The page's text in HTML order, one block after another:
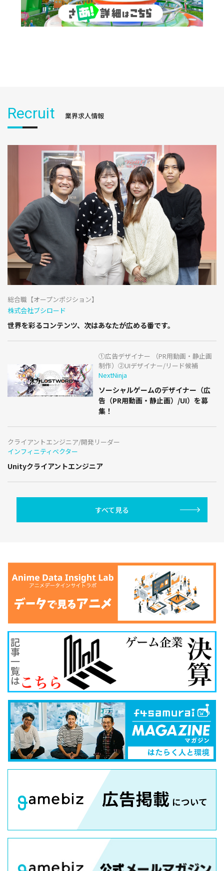
Recruit 業界求人情報
総合職【オープンポジション】
株式会社ブシロード
世界を彩るコンテンツ、次はあなたが広める番です。
①広告デザイナー （PR用動画・静止画
制作）②UIデザイナー/リード候補
NextNinja
ソーシャルゲームのデザイナー（広
告（PR用動画・静止画）/UI）を募
集！
クライアントエンジニア/開発リーダー
インフィニティベクター
Unityクライアントエンジニア
すべて見る